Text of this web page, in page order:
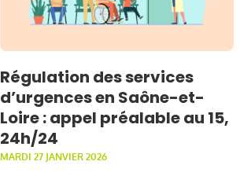
Régulation des services
d’urgences en Saône-et-
Loire : appel préalable au 15,
24h/24
MARDI 27 JANVIER 2026